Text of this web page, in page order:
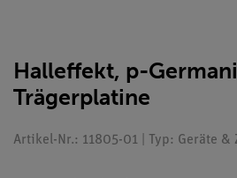
Halleffekt, p-
Trägerplatine
Artikel-Nr.: 11805-01 | Typ: Geräte &